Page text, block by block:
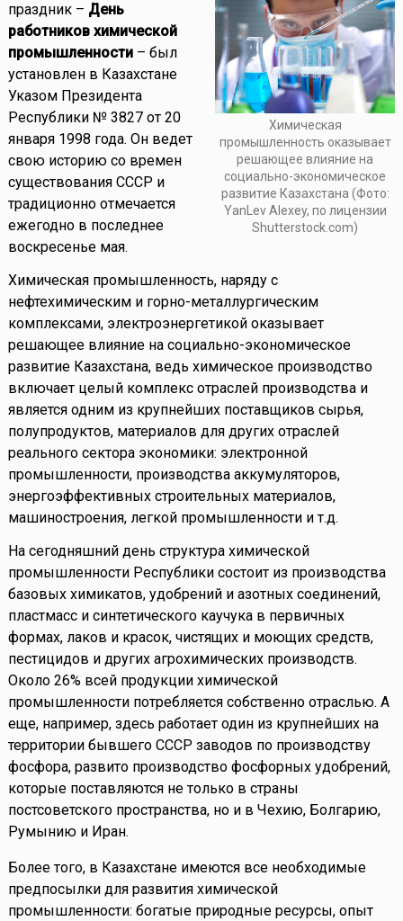
Химическая
промышленность оказывает
решающее влияние на
социально-экономическое
развитие Казахстана (Фото:
YanLev Alexey, по лицензии
Shutterstock.com)
праздник – День
работников химической
промышленности– был
установлен в Казахстане
Указом Президента
Республики № 3827 от 20
января 1998 года. Он ведет
свою историю со времен
существования СССР и
традиционно отмечается
ежегодно в последнее
воскресенье мая.
Химическая промышленность, наряду с
нефтехимическим и горно-металлургическим
комплексами, электроэнергетикой оказывает
решающее влияние на социально-экономическое
развитие Казахстана, ведь химическое производство
включает целый комплекс отраслей производства и
является одним из крупнейших поставщиков сырья,
полупродуктов, материалов для других отраслей
реального сектора экономики: электронной
промышленности, производства аккумуляторов,
энергоэффективных строительных материалов,
машиностроения, легкой промышленности и т.д.
На сегодняшний день структура химической
промышленности Республики состоит из производства
базовых химикатов, удобрений и азотных соединений,
пластмасс и синтетического каучука в первичных
формах, лаков и красок, чистящих и моющих средств,
пестицидов и других агрохимических производств.
Около 26% всей продукции химической
промышленности потребляется собственно отраслью. А
еще, например, здесь работает один из крупнейших на
территории бывшего СССР заводов по производству
фосфора, развито производство фосфорных удобрений,
которые поставляются не только в страны
постсоветского пространства, но и в Чехию, Болгарию,
Румынию и Иран.
Более того, в Казахстане имеются все необходимые
предпосылки для развития химической
промышленности: богатые природные ресурсы, опыт